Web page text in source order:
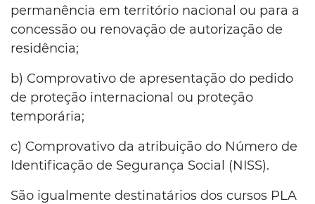
permanência em território nacional ou para a
concessão ou renovação de autorização de
residência;
b) Comprovativo de apresentação do pedido
de proteção internacional ou proteção
temporária;
c) Comprovativo da atribuição do Número de
Identificação de Segurança Social (NISS).
São igualmente destinatários dos cursos PLA